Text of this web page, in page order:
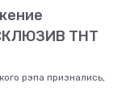
ТНТ
рэпа признались,